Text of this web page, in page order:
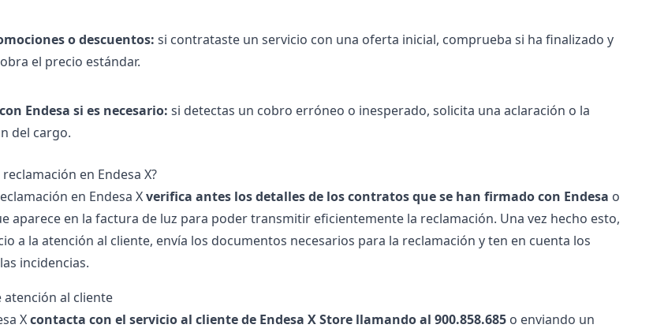
o descuentos: si contrataste un servicio con una oferta inicial, comprueba si ha finalizado y
el precio estándar.
Endesa si es necesario: si detectas un cobro erróneo o inesperado, solicita una aclaración o la
del cargo.
en Endesa X?
en Endesa Xverifica antes los detalles de los contratos que se han firmado con Endesa o
aparece en la factura de luz para poder transmitir eficientemente la reclamación. Una vez hecho esto,
a la atención al cliente, envía los documentos necesarios para la reclamación y ten en cuenta los
incidencias.
atención al cliente
Xcontacta con el servicio al cliente de Endesa X Store llamando al 900.858.685o enviando un